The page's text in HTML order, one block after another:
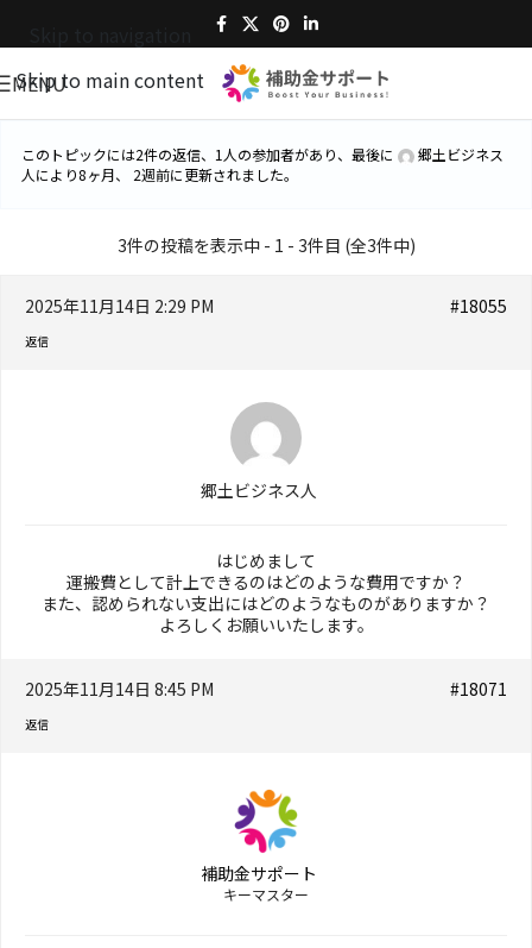
Skip to main content
MENU
このトピックには2件の返信、1人の参加者があり、最後に
郷土ビジネス
人により8ヶ月、 2週前に更新されました。
3件の投稿を表示中 - 1 - 3件目 (全3件中)
2025年11月14日 2:29 PM #18055
返信
郷土ビジネス人
はじめまして
運搬費として計上できるのはどのような費用ですか？
また、認められない支出にはどのようなものがありますか？
よろしくお願いいたします。
2025年11月14日 8:45 PM #18071
返信
補助金サポート
キーマスター